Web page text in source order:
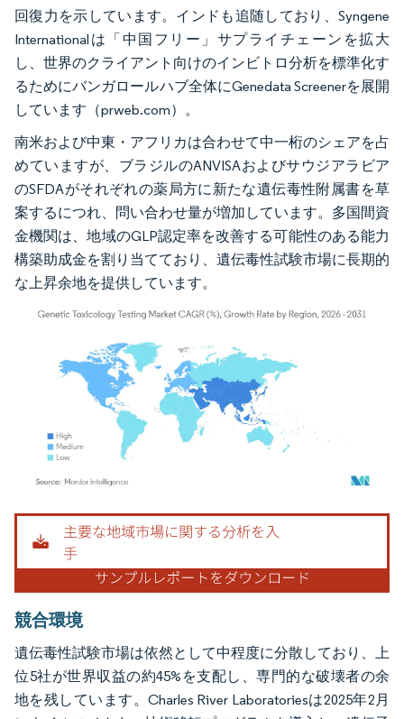
回復力を示しています。インドも追随しており、Syngene
Internationalは「中国フリー」サプライチェーンを拡大
し、世界のクライアント向けのインビトロ分析を標準化す
るためにバンガロールハブ全体にGenedata Screenerを展開
しています（prweb.com）。
南米および中東・アフリカは合わせて中一桁のシェアを占
めていますが、ブラジルのANVISAおよびサウジアラビア
のSFDAがそれぞれの薬局方に新たな遺伝毒性附属書を草
案するにつれ、問い合わせ量が増加しています。多国間資
金機関は、地域のGLP認定率を改善する可能性のある能力
構築助成金を割り当てており、遺伝毒性試験市場に長期的
な上昇余地を提供しています。
画像 © Mordor Intelligence。再利用にはCC BY 4.0の表示が必要です。
競合環境
遺伝毒性試験市場は依然として中程度に分散しており、上
位5社が世界収益の約45%を支配し、専門的な破壊者の余
地を残しています。Charles River Laboratoriesは2025年2月